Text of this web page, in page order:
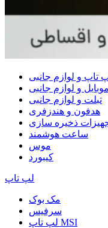
تاپ و لوازم جانبی
موبایل و لوازم جانبی
تبلت و لوازم جانبی
هدفون و هندزفری
ذخیره سازی
ساعت هوشمند
موس
کیبورد
لپ تاپ
مک بوک
سرفیس
لپ تاپ MSI